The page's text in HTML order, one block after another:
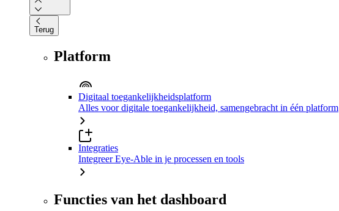
Terug
Platform
Digitaal toegankelijkheidsplatform
Alles voor digitale toegankelijkheid, samengebracht in één platform
Integraties
Integreer Eye-Able in je processen en tools
Functies van het dashboard